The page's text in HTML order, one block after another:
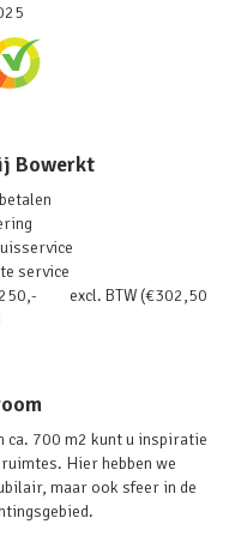
Bowerkt
service
250,- excl. BTW (€302,50
ca. 700 m2 kunt u inspiratie
Hier hebben we
maar ook sfeer in de